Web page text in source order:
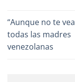
“Aunque no te
todas las madres
venezolanas